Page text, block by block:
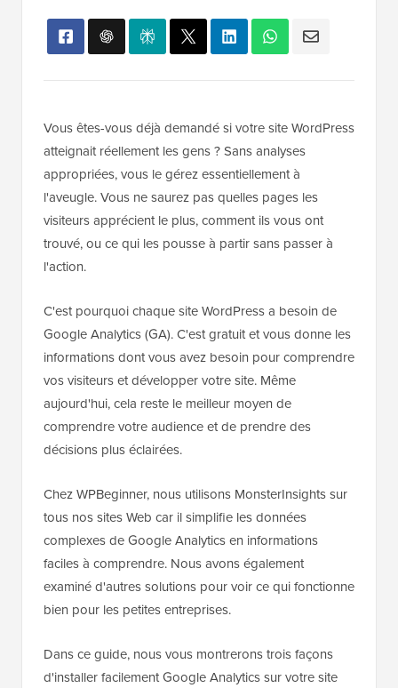
Vous êtes-vous déjà demandé si votre site WordPress
atteignait réellement les gens ? Sans analyses
appropriées, vous le gérez essentiellement à
l'aveugle. Vous ne saurez pas quelles pages les
visiteurs apprécient le plus, comment ils vous ont
trouvé, ou ce qui les pousse à partir sans passer à
l'action.
C'est pourquoi chaque site WordPress a besoin de
Google Analytics (GA). C'est gratuit et vous donne les
informations dont vous avez besoin pour comprendre
vos visiteurs et développer votre site. Même
aujourd'hui, cela reste le meilleur moyen de
comprendre votre audience et de prendre des
décisions plus éclairées.
Chez WPBeginner, nous utilisons MonsterInsights sur
tous nos sites Web car il simplifie les données
complexes de Google Analytics en informations
faciles à comprendre. Nous avons également
examiné d'autres solutions pour voir ce qui fonctionne
bien pour les petites entreprises.
Dans ce guide, nous vous montrerons trois façons
d'installer facilement Google Analytics sur votre site